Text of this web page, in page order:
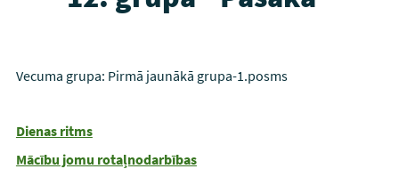
Vecuma grupa: Pirmā jaunākā grupa-1.posms
Dienas ritms
Mācību jomu rotaļnodarbības